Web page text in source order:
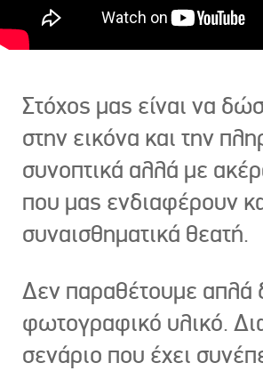
Στόχος μας είναι να
στην εικόνα και την
συνοπτικά αλλά με
που μας ενδιαφέρουν
συναισθηματικά θεατή.
Δεν παραθέτουμε απλά
φωτογραφικό υλικό.
σενάριο που έχει